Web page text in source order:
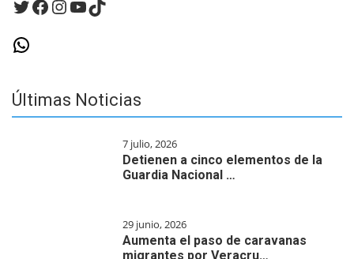
Twitter
Facebook
Instagram
YouTube
TikTok
WhatsApp
Últimas Noticias
7 julio, 2026
Detienen a cinco elementos de la
Guardia Nacional …
29 junio, 2026
Aumenta el paso de caravanas
migrantes por Veracru…